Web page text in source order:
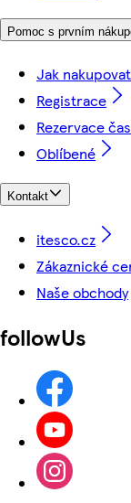
Pomoc s prvním
Jak nakupovat
Registrace
Rezervace
Oblíbené
Kontakt
itesco.cz
Zákaznické
Naše obchody
followUs